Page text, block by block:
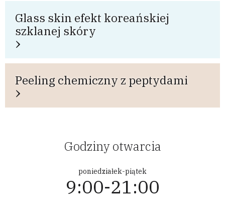
Glass skin efekt koreańskiej
szklanej skóry
Peeling chemiczny z peptydami
Godziny otwarcia
poniedziałek-piątek
9:00-21:00